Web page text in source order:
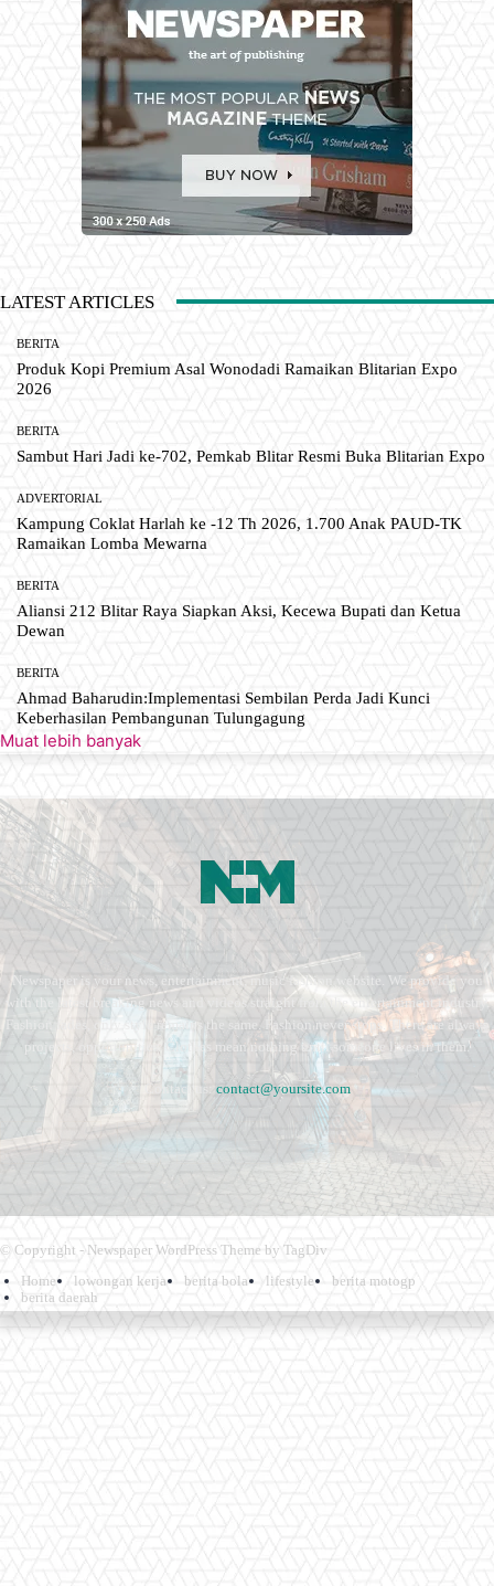
LATEST ARTICLES
BERITA
Produk Kopi Premium Asal Wonodadi Ramaikan Blitarian Expo
2026
BERITA
Sambut Hari Jadi ke-702, Pemkab Blitar Resmi Buka Blitarian Expo
ADVERTORIAL
Kampung Coklat Harlah ke -12 Th 2026, 1.700 Anak PAUD-TK
Ramaikan Lomba Mewarna
BERITA
Aliansi 212 Blitar Raya Siapkan Aksi, Kecewa Bupati dan Ketua
Dewan
BERITA
Ahmad Baharudin:Implementasi Sembilan Perda Jadi Kunci
Keberhasilan Pembangunan Tulungagung
Muat lebih banyak
Newspaper is your news, entertainment, music fashion website. We provide you
with the latest breaking news and videos straight from the entertainment industry.
Fashion fades, only style remains the same. Fashion never stops. There are always
projects, opportunities. Clothes mean nothing until someone lives in them.
Contact us: contact@yoursite.com
© Copyright - Newspaper WordPress Theme by TagDiv
Home
lowongan kerja berita bola lifestyle
berita motogp
berita daerah